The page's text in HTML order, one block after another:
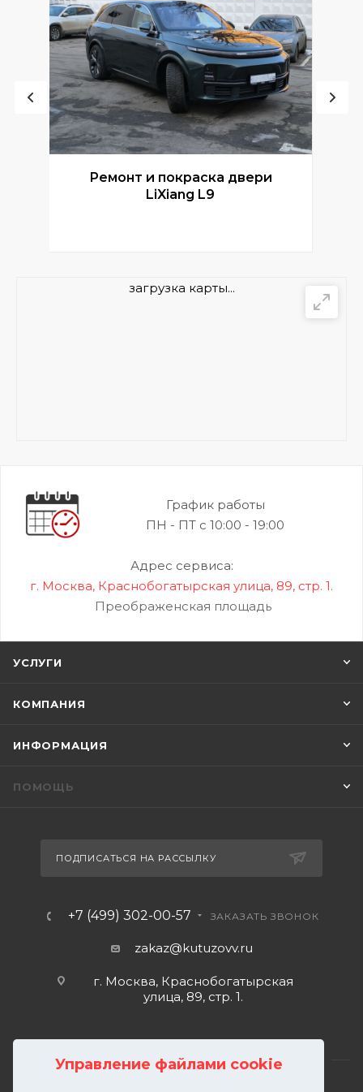
Управление файлами cookie
Ремонт и покраска двери
LiXiang L9
загрузка карты...
График работы
ПН - ПТ с 10:00 - 19:00
Адрес сервиса:
г. Москва, Краснобогатырская улица, 89, стр. 1.
Преображенская площадь
УСЛУГИ
КОМПАНИЯ
ИНФОРМАЦИЯ
ПОМОЩЬ
ПОДПИСАТЬСЯ НА РАССЫЛКУ
+7 (499) 302-00-57 ЗАКАЗАТЬ ЗВОНОК
zakaz@kutuzovv.ru
г. Москва, Краснобогатырская
улица, 89, стр. 1.